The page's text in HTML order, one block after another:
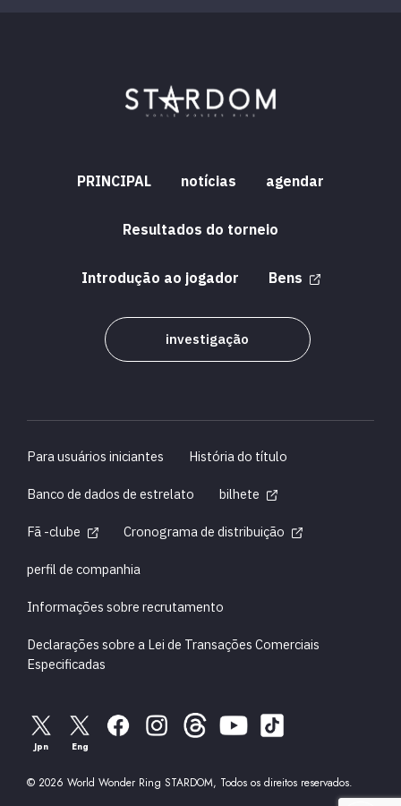
PRINCIPAL notícias agendar
Resultados do torneio
Introdução ao jogador Bens
investigação
Para usuários iniciantes
História do título
Banco de dados de estrelato
bilhete
Fã -clube
Cronograma de distribuição
perfil de companhia
Informações sobre recrutamento
Declarações sobre a Lei de Transações Comerciais
Especificadas
Jpn Eng
© 2026 World Wonder Ring STARDOM, Todos os direitos reservados.